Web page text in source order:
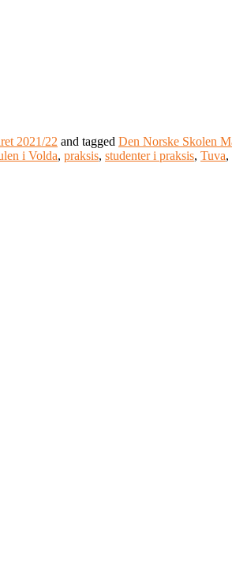
2021/22 and tagged Den Norske Skolen
i Volda, praksis, studenter i praksis, Tuva,